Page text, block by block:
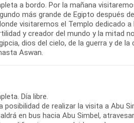
a bordo. Por la mañana
más grande de Egipto después
visitaremos el Templo dedicado
y creador del mundo y la mitad
dios del cielo, de la guerra y de
Aswan.
Día libre.
posibilidad de realizar la visita a Abu
en bus hacia Abu Simbel,